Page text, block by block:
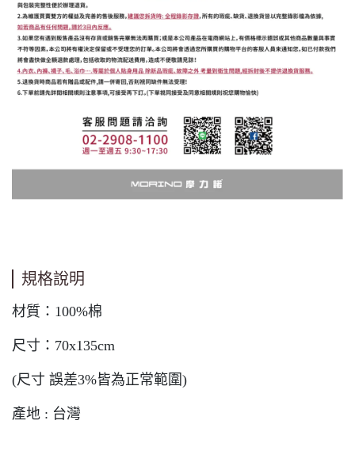
規格說明
材質：100%棉
尺寸：70x135cm
(尺寸 誤差3%皆為正常範圍)
產地 : 台灣